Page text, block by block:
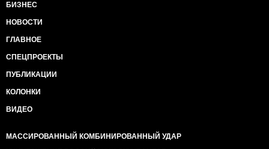
БИЗНЕС
НОВОСТИ
ГЛАВНОЕ
СПЕЦПРОЕКТЫ
ПУБЛИКАЦИИ
КОЛОНКИ
ВИДЕО
МАССИРОВАННЫЙ КОМБИНИРОВАННЫЙ УДАР